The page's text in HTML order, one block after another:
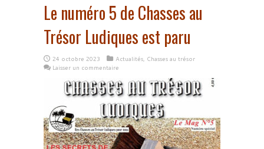
Le numéro 5 de Chasses au
Trésor Ludiques est paru
24 octobre 2023 Actualités, Chasses au trésor
Laisser un commentaire